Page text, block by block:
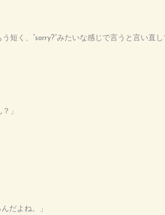
短く、“sorry?”みたいな感じで言うと言い直し
」
だよね。」